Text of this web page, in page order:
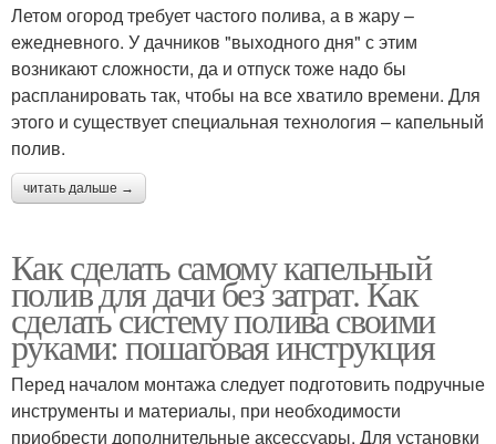
Летом огород требует частого полива, а в жару –
ежедневного. У дачников "выходного дня" с этим
возникают сложности, да и отпуск тоже надо бы
распланировать так, чтобы на все хватило времени. Для
этого и существует специальная технология – капельный
полив.
читать дальше →
Как сделать самому капельный
полив для дачи без затрат. Как
сделать систему полива своими
руками: пошаговая инструкция
Перед началом монтажа следует подготовить подручные
инструменты и материалы, при необходимости
приобрести дополнительные аксессуары. Для установки